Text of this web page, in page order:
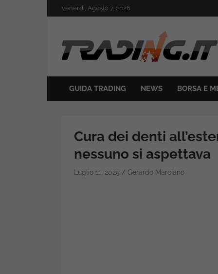
to
venerdì, Agosto 7, 2026
Trading.it
GUIDA TRADING NEWS BORSA E
Cura dei denti
nessuno si aspettava
Luglio 11, 2025 Gerardo Marciano